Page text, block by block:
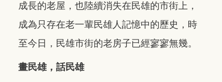
成長的老屋，也陸續消失在民雄的市街上，
成為只存在老一輩民雄人記憶中的歷史，時
至今日，民雄市街的老房子已經寥寥無幾。
畫民雄，話民雄